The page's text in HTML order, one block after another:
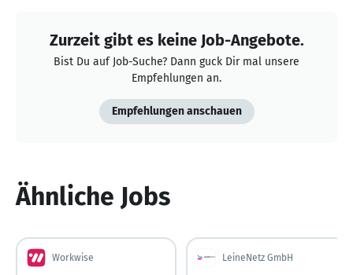
Zurzeit gibt es keine Job-Angebote.
Bist Du auf Job-Suche? Dann guck Dir mal unsere
Empfehlungen an.
Empfehlungen anschauen
Ähnliche Jobs
Workwise LeineNetz GmbH